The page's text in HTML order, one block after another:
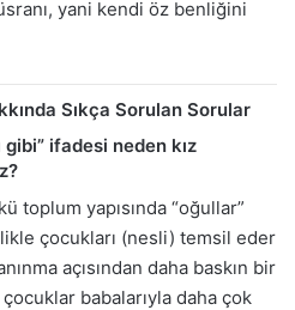
yani kendi öz benliğini
Sıkça Sorulan Sorular
gibi” ifadesi neden kız
toplum yapısında “oğullar”
çocukları (nesli) temsil eder
açısından daha baskın bir
babalarıyla daha çok